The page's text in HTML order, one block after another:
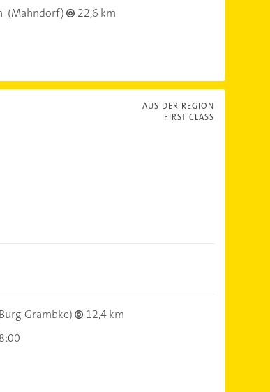
(Mahndorf)
22,6 km
AUS DER REGION
FIRST CLASS
Grambke)
12,4 km